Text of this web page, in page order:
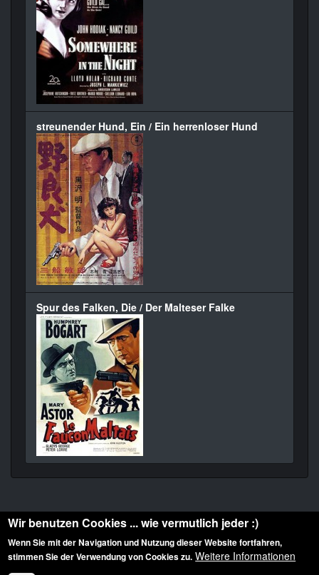
streunender Hund, Ein / Ein herrenloser Hund
Spur des Falken, Die / Der Malteser Falke
Diese Website ist urheberrechtlich geschützt: © 2010-2026 der Film Noir de. Alle
Rechte vorbehalten.
Wir benutzen Cookies ... wie vermutlich jeder :)
Wenn Sie mit der Navigation und Nutzung dieser Website fortfahren,
stimmen Sie der Verwendung von Cookies zu. Weitere Informationen